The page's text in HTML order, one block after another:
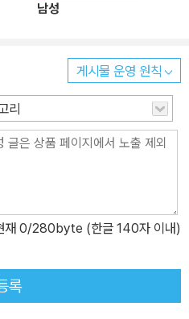
남성
게시물 운영 원칙
리
재 0/280byte (한글 140자 이내)
록